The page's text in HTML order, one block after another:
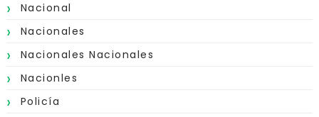
Nacional
Nacionales
Nacionales Nacionales
Nacionles
Policía